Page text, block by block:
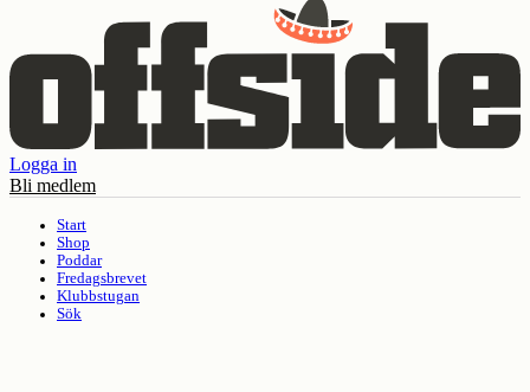
Logga in
Bli medlem
Start
Shop
Poddar
Fredagsbrevet
Klubbstugan
Sök